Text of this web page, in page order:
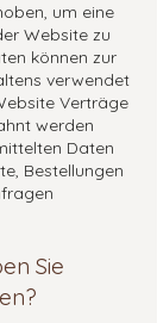
um eine
Website zu
können zur
verwendet
Verträge
werden
Daten
Bestellungen
Sie